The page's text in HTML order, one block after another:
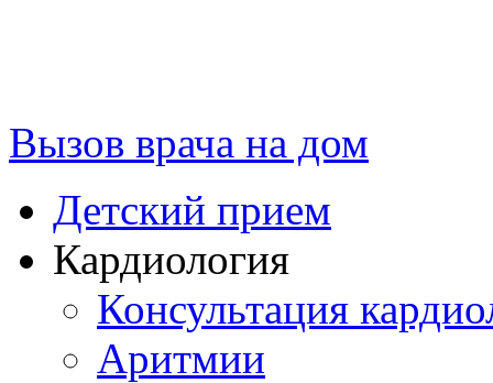
Вызов врача на дом
Детский прием
Кардиология
Консультация
Аритмии